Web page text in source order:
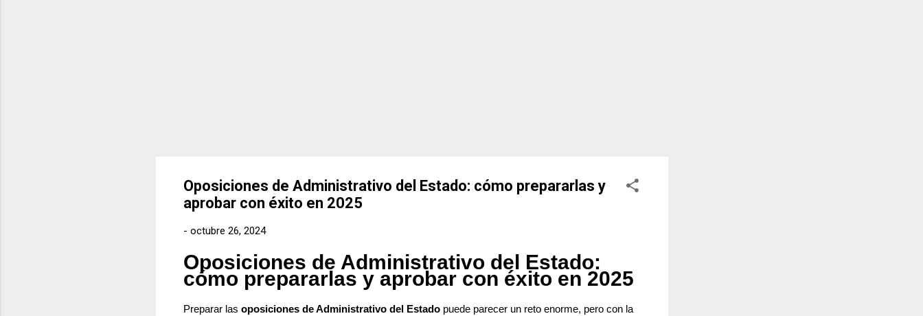
Oposiciones de Administrativo del Estado: cómo prepararlas y
aprobar con éxito en 2025
- octubre 26, 2024
Oposiciones de Administrativo del Estado:
cómo prepararlas y aprobar con éxito en 2025
Preparar las oposiciones de Administrativo del Estado puede parecer un reto enorme, pero con la